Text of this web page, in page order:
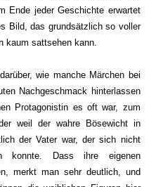
Ende jeder Geschichte erwartet
Bild, das grundsätzlich so voller
kaum sattsehen kann.
wie mancheMärchen bei
Nachgeschmack hinterlassen
Protagonistin es oft war, zum
weil der wahre Bösewicht in
der Vater war, der sich nicht
konnte. Dass ihre eigenen
merkt man sehr deutlich, und